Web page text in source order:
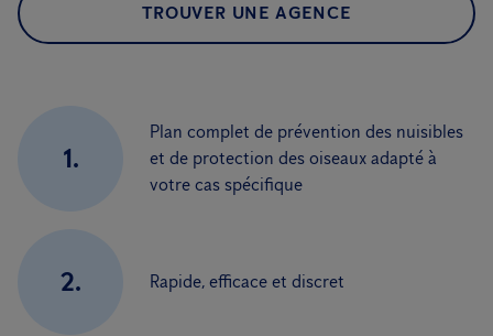
TROUVER UNE AGENCE
1.
Plan complet de prévention des nuisibles
et de protection des oiseaux adapté à
votre cas spécifique
2. Rapide, efficace et discret